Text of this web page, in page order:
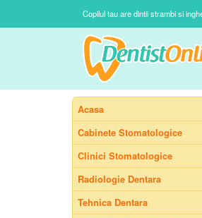
Copilul tau are dintii strambi si
Acasa
Cabinete Stomatologice
Clinici Stomatologice
Radiologie Dentara
Tehnica Dentara